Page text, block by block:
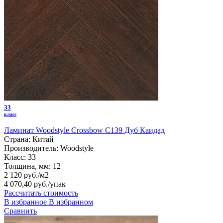
33
класс
Ламинат Woodstyle Crossbow C139 Дуб Каидад
Страна: Китай
Производитель: Woodstyle
Класс: 33
Толщина, мм: 12
2 120 руб./м2
4 070,40 руб./упак
Рассчитать стоимость
В избранное В избранном
Сравнить